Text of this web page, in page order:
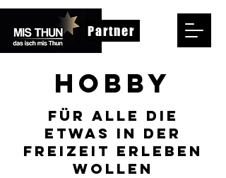
Partner
Hobby
für alle die
etwas in der
Freizeit erleben
wollen